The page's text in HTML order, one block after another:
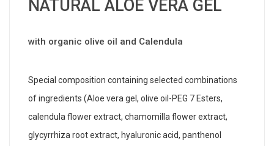
NATURAL ALOE VERA GEL
with organic olive oil and Calendula
Special composition containing selected combinations
of ingredients (Aloe vera gel, olive oil-PEG 7 Esters,
calendula flower extract, chamomilla flower extract,
glycyrrhiza root extract, hyaluronic acid, panthenol